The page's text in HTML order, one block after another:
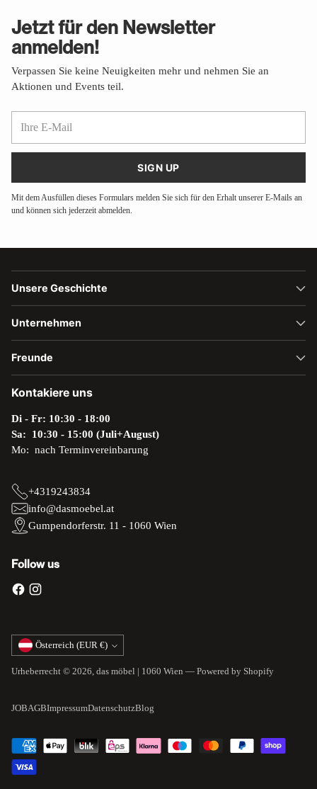
Jetzt für den Newsletter
anmelden!
Verpassen Sie keine Neuigkeiten mehr und nehmen Sie an
Aktionen und Events teil.
SIGN UP
Mit dem Ausfüllen dieses Formulars melden Sie sich für den Erhalt unserer E-Mails an
und können sich jederzeit abmelden.
Unsere Geschichte
Unternehmen
Freunde
Kontakiere uns
Di - Fr: 10:30 - 18:00
Sa: 10:30 - 15:00 (Juli+August)
Mo: nach Terminvereinbarung
+4319243834
info@dasmoebel.at
Gumpendorferstr. 11 - 1060 Wien
Follow us
Währung Österreich (EUR €)
Urheberrecht © 2026, das möbel | 1060 Wien — Powered by Shopify
JOBAGBImpressumDatenschutzBlog